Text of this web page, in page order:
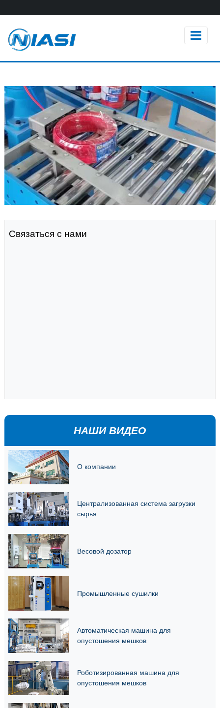
Связаться с нами
НАШИ ВИДЕО
О компании
Централизованная система загрузки
сырья
Весовой дозатор
Промышленные сушилки
Автоматическая машина для
опустошения мешков
Роботизированная машина для
опустошения мешков